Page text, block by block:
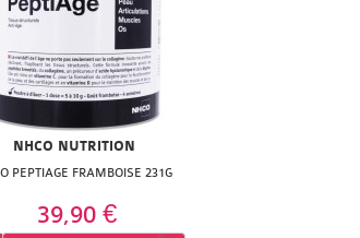
NHCO NUTRITION
PEPTIAGE FRAMBOISE 231G
39,90 €